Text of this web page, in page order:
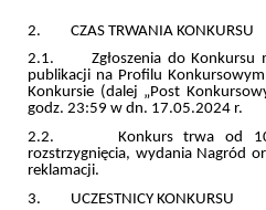
2. CZAS TRWANIA KONKURSU
2.1. Zgłoszenia do Konkursu
publikacji na Profilu
Konkursie (dalej „Post
godz. 23:59 w dn. 17.05.2024 r.
2.2. Konkurs trwa od
rozstrzygnięcia, wydania Nagród
reklamacji.
3. UCZESTNICY KONKURSU